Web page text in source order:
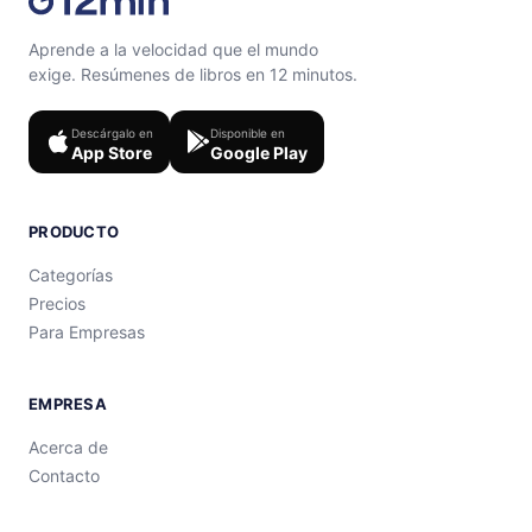
Aprende a la velocidad que el mundo
exige. Resúmenes de libros en 12 minutos.
Descárgalo en
App Store
Disponible en
Google Play
PRODUCTO
Categorías
Precios
Para Empresas
EMPRESA
Acerca de
Contacto